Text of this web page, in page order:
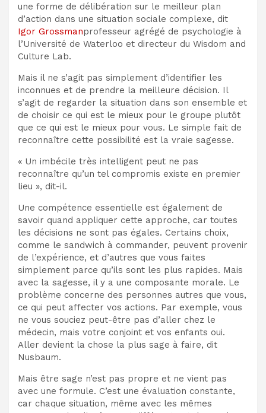
une forme de délibération sur le meilleur plan
d’action dans une situation sociale complexe, dit
Igor Grossmanprofesseur agrégé de psychologie à
l’Université de Waterloo et directeur du Wisdom and
Culture Lab.
Mais il ne s’agit pas simplement d’identifier les
inconnues et de prendre la meilleure décision. Il
s’agit de regarder la situation dans son ensemble et
de choisir ce qui est le mieux pour le groupe plutôt
que ce qui est le mieux pour vous. Le simple fait de
reconnaître cette possibilité est la vraie sagesse.
« Un imbécile très intelligent peut ne pas
reconnaître qu’un tel compromis existe en premier
lieu », dit-il.
Une compétence essentielle est également de
savoir quand appliquer cette approche, car toutes
les décisions ne sont pas égales. Certains choix,
comme le sandwich à commander, peuvent provenir
de l’expérience, et d’autres que vous faites
simplement parce qu’ils sont les plus rapides. Mais
avec la sagesse, il y a une composante morale. Le
problème concerne des personnes autres que vous,
ce qui peut affecter vos actions. Par exemple, vous
ne vous souciez peut-être pas d’aller chez le
médecin, mais votre conjoint et vos enfants oui.
Aller devient la chose la plus sage à faire, dit
Nusbaum.
Mais être sage n’est pas propre et ne vient pas
avec une formule. C’est une évaluation constante,
car chaque situation, même avec les mêmes